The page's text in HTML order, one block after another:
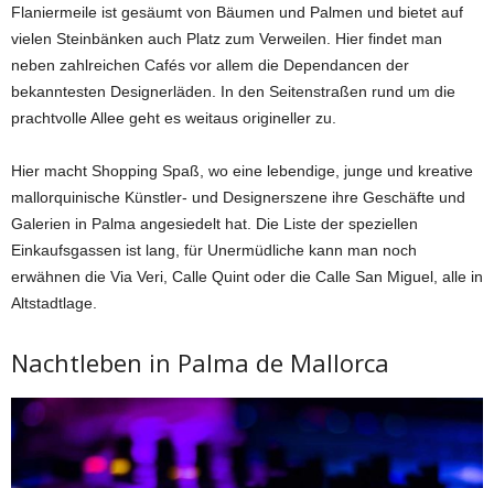
Flaniermeile ist gesäumt von Bäumen und Palmen und bietet auf
vielen Steinbänken auch Platz zum Verweilen. Hier findet man
neben zahlreichen Cafés vor allem die Dependancen der
bekanntesten Designerläden. In den Seitenstraßen rund um die
prachtvolle Allee geht es weitaus origineller zu.
Hier macht Shopping Spaß, wo eine lebendige, junge und kreative
mallorquinische Künstler- und Designerszene ihre Geschäfte und
Galerien in Palma angesiedelt hat. Die Liste der speziellen
Einkaufsgassen ist lang, für Unermüdliche kann man noch
erwähnen die Via Veri, Calle Quint oder die Calle San Miguel, alle in
Altstadtlage.
Nachtleben in Palma de Mallorca